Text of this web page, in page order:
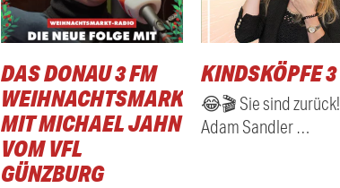
DAS DONAU 3 FM
WEIHNACHTSMARKTRADIO
MIT MICHAEL JAHN
VOM VFL
GÜNZBURG
KINDSKÖPFE 3
😂🎬 Sie sind zurück!
Adam Sandler …